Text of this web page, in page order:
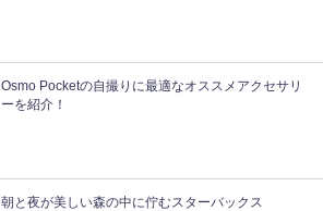
Osmo Pocketの自撮りに最適なオススメアクセサリ
ーを紹介！
朝と夜が美しい森の中に佇むスターバックス